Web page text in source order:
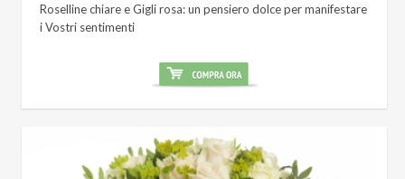
Roselline chiare e Gigli rosa: un pensiero dolce per manifestare
i Vostri sentimenti